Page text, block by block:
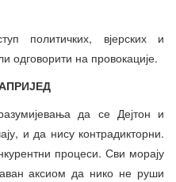
политичких, вјерских и
одговорити на провокације.
да се Дејтон и
и да нису контрадикторни.
процеси. Сви морају
аксиом да нико не руши